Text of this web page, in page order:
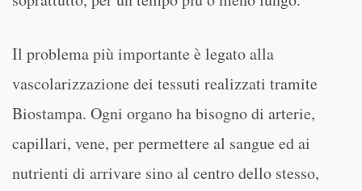
Il problema più importante è legato alla
vascolarizzazione dei tessuti realizzati tramite
Biostampa. Ogni organo ha bisogno di arterie,
capillari, vene, per permettere al sangue ed ai
nutrienti di arrivare sino al centro dello stesso,